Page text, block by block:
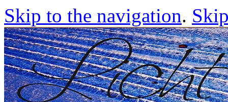
Skip to the navigation.